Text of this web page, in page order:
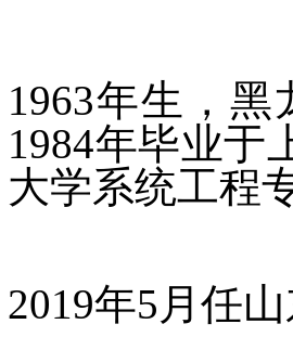
1963年生，
1984年毕业于
大学系统工程
2019年5月任